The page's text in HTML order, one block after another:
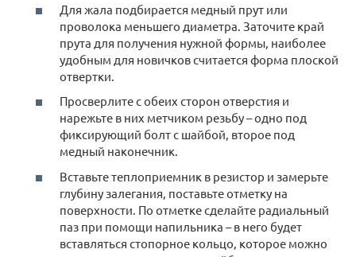
Для жала подбирается медный прут или
проволока меньшего диаметра. Заточите край
прута для получения нужной формы, наиболее
удобным для новичков считается форма плоской
отвертки.
Просверлите с обеих сторон отверстия и
нарежьте в них метчиком резьбу – одно под
фиксирующий болт с шайбой, второе под
медный наконечник.
Вставьте теплоприемник в резистор и замерьте
глубину залегания, поставьте отметку на
поверхности. По отметке сделайте радиальный
паз при помощи напильника – в него будет
вставляться стопорное кольцо, которое можно